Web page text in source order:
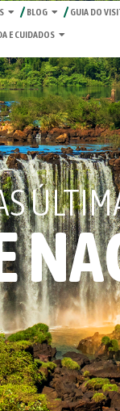
BLOG
GUIA DO
E CUIDADOS